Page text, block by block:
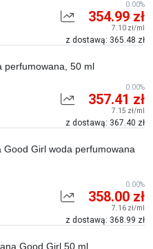
354.99 zł
7.10 zł/ml
z dostawą: 365.48 zł
0.00%
perfumowana, 50 ml
357.41 zł
7.15 zł/ml
z dostawą: 367.40 zł
0.00%
Girl woda perfumowana
358.00 zł
7.16 zł/ml
z dostawą: 368.99 zł
0.00%
Good Girl 50 ml